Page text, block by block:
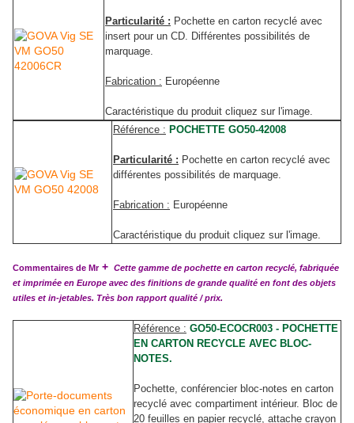
Particularité : Pochette en carton recyclé avec
insert pour un CD. Différentes possibilités de
marquage.
Fabrication : Européenne
Caractéristique du produit cliquez sur l'image.
Référence : POCHETTE GO50-42008
Particularité : Pochette en carton recyclé avec
différentes possibilités de marquage.
Fabrication : Européenne
Caractéristique du produit cliquez sur l'image.
Commentaires de Mr+ Cette gamme de pochette en carton recyclé, fabriquée
et imprimée en Europe avec des finitions de grande qualité en font des objets
utiles et in-jetables. Très bon rapport qualité / prix.
Référence : GO50-ECOCR003 - POCHETTE
EN CARTON RECYCLE AVEC BLOC-
NOTES.
Pochette, conférencier bloc-notes en carton
recyclé avec compartiment intérieur. Bloc de
20 feuilles en papier recyclé, attache crayon